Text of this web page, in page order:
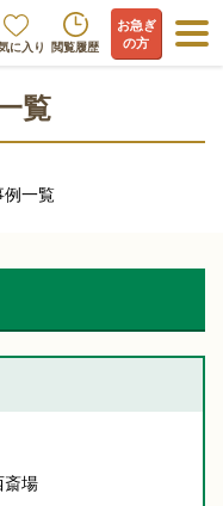
に入り 閲覧履歴
お急ぎ
の方
覧
例一覧
斎場